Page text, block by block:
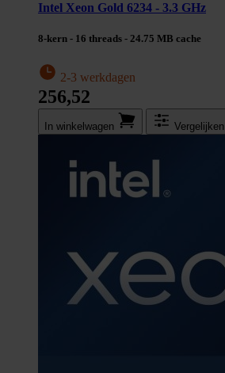
Intel Xeon Gold 6234 - 3.3 GHz
8-kern - 16 threads - 24.75 MB cache
2-3 werkdagen
256,52
In winkel­wagen Vergelijken